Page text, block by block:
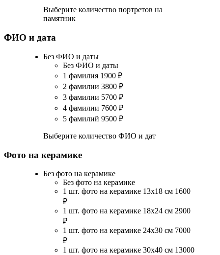
Выберите количество портретов на
памятник
ФИО и дата
Без ФИО и даты
Без ФИО и даты
1 фамилия 1900 ₽
2 фамилии 3800 ₽
3 фамилии 5700 ₽
4 фамилии 7600 ₽
5 фамилий 9500 ₽
Выберите количество ФИО и дат
Фото на керамике
Без фото на керамике
Без фото на керамике
1 шт. фото на керамике 13х18 см 1600
₽
1 шт. фото на керамике 18х24 см 2900
₽
1 шт. фото на керамике 24х30 см 7000
₽
1 шт. фото на керамике 30х40 см 13000